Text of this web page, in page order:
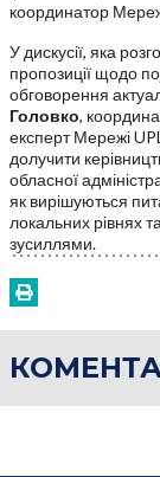
координатор
У дискусії, яка
пропозиції щодо
обговорення
Головко,
експерт Мережі
долучити
обласної
як вирішуються
локальних рівнях
зусиллями.